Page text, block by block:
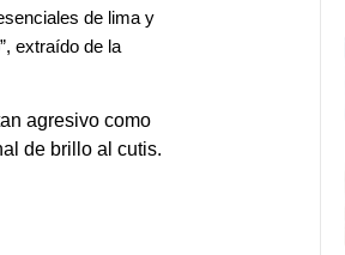
de lima y
extraído de la
agresivo como
de brillo al cutis.